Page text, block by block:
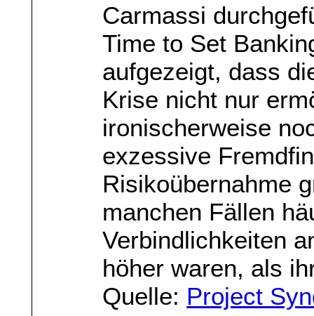
Carmassi
Time to Set
aufgezeigt, dass
Krise nicht nur
ironischerweise
exzessive
Risikoübernahme
manchen Fällen
Verbindlichkeiten
höher waren, als
Quelle: Project